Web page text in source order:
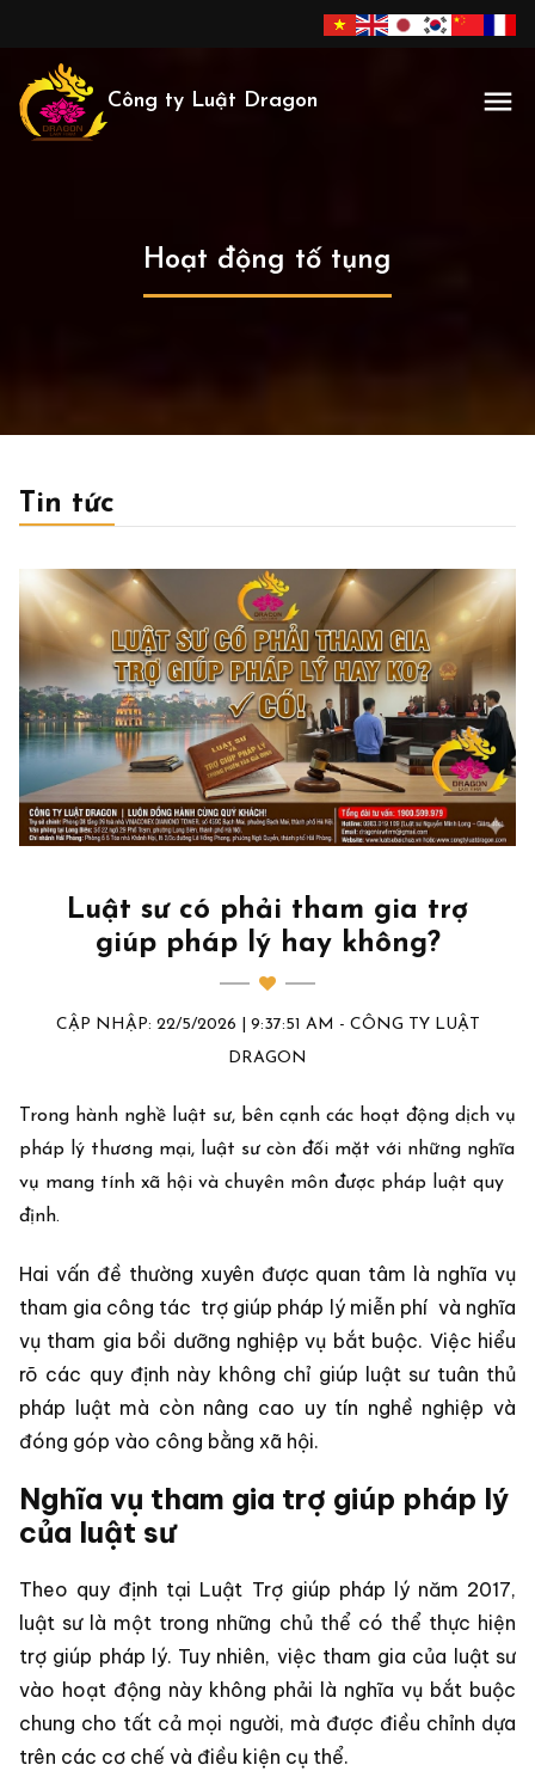
Công ty Luật Dragon
Hoạt động tố tụng
Tin tức
Luật sư có phải tham gia trợ
giúp pháp lý hay không?
CẬP NHẬP: 22/5/2026 | 9:37:51 AM - CÔNG TY LUẬT
DRAGON
Trong hành nghề luật sư, bên cạnh các hoạt động dịch vụ
pháp lý thương mại, luật sư còn đối mặt với những nghĩa
vụ mang tính xã hội và chuyên môn được pháp luật quy
định.
Hai vấn đề thường xuyên được quan tâm là nghĩa vụ
tham gia công tác trợ giúp pháp lý miễn phí và nghĩa
vụ tham gia bồi dưỡng nghiệp vụ bắt buộc. Việc hiểu
rõ các quy định này không chỉ giúp luật sư tuân thủ
pháp luật mà còn nâng cao uy tín nghề nghiệp và
đóng góp vào công bằng xã hội.
Nghĩa vụ tham gia trợ giúp pháp lý
của luật sư
Theo quy định tại Luật Trợ giúp pháp lý năm 2017,
luật sư là một trong những chủ thể có thể thực hiện
trợ giúp pháp lý. Tuy nhiên, việc tham gia của luật sư
vào hoạt động này không phải là nghĩa vụ bắt buộc
chung cho tất cả mọi người, mà được điều chỉnh dựa
trên các cơ chế và điều kiện cụ thể.